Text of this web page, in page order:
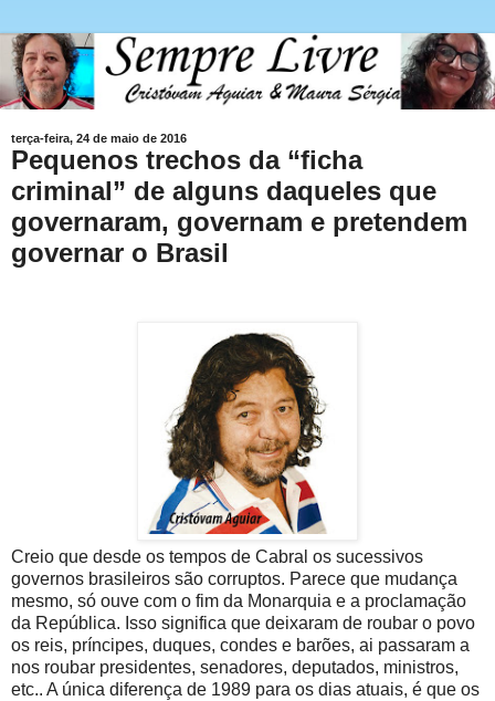
terça-feira, 24 de maio de 2016
Pequenos trechos da “ficha
criminal” de alguns daqueles que
governaram, governam e pretendem
governar o Brasil
Creio que desde os tempos de Cabral os sucessivos
governos brasileiros são corruptos. Parece que mudança
mesmo, só ouve com o fim da Monarquia e a proclamação
da República. Isso significa que deixaram de roubar o povo
os reis, príncipes, duques, condes e barões, ai passaram a
nos roubar presidentes, senadores, deputados, ministros,
etc.. A única diferença de 1989 para os dias atuais, é que os